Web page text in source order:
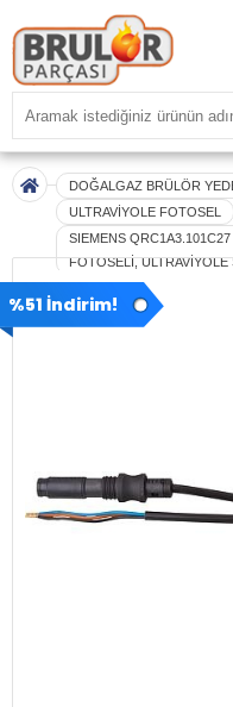
DOĞALGAZ BRÜLÖR
ULTRAVİYOLE FOTOSEL
SIEMENS
FOTOSELİ, ULTRAVİYOLE
%51 İndirim!